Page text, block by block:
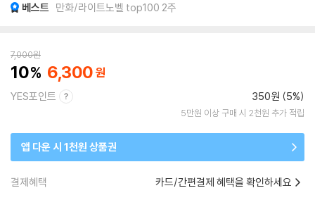
베스트 만화/라이트노벨 top100 2주
7,000원
10 6,300
YES포인트 350원 (5%)
5만원 이상 구매 시 2천원 추가 적립
앱 다운 시 1천원 상품권
결제혜택 카드/간편결제 혜택을 확인하세요